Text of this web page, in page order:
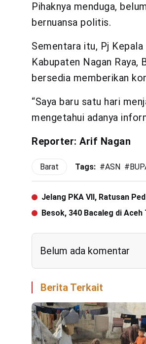
Pihaknya menduga,
bernuansa politis.
Sementara itu, Pj Kepala
Kabupaten Nagan Raya,
bersedia memberikan
“Saya baru satu hari
mengetahui adanya
Reporter: Arif Nagan
Barat Tags: #ASN #
Jelang PKA VII, Ratusan
Besok, 340 Bacaleg di
Belum ada komentar
Berita Terkait